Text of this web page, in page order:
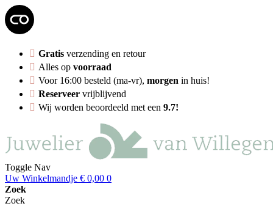
Gratis verzending en retour
Alles op voorraad
Voor 16:00 besteld (ma-vr), morgen in huis!
Reserveer vrijblijvend
Wij worden beoordeeld met een 9.7!
Toggle Nav
Uw Winkelmandje € 0,00 0
Zoek
Zoek